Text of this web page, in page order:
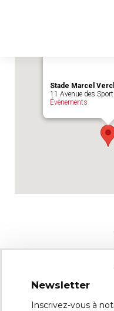
Stade Marcel
11 Avenue des
Évènements
Newsletter
Inscrivez-vous à